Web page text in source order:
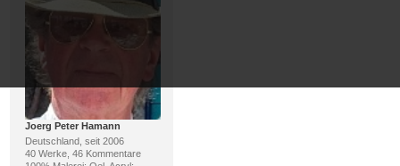
Joerg Peter Hamann
Deutschland, seit 2006
40 Werke, 46 Kommentare